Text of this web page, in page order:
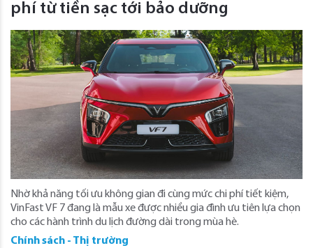
phí từ tiền sạc tới bảo dưỡng
Nhờ khả năng tối ưu không gian đi cùng mức chi phí tiết kiệm,
VinFast VF 7 đang là mẫu xe được nhiều gia đình ưu tiên lựa chọn
cho các hành trình du lịch đường dài trong mùa hè.
Chính sách - Thị trường